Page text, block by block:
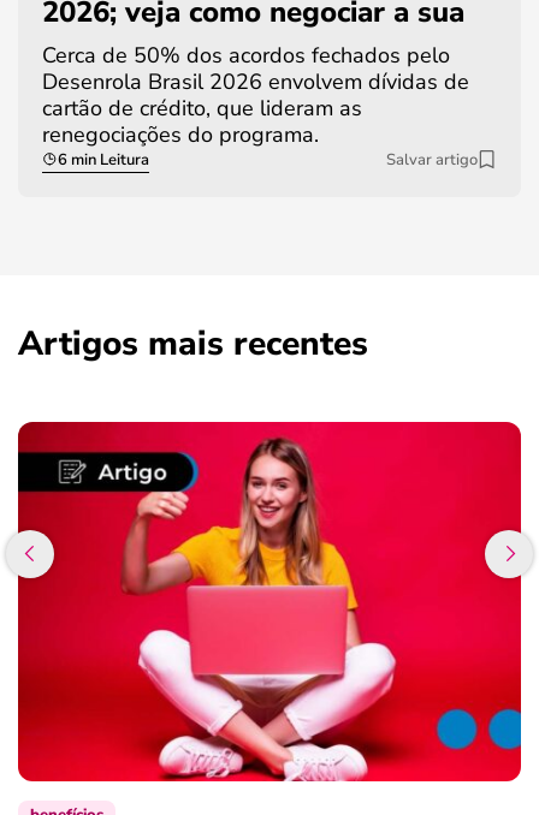
2026; veja como negociar a sua
Cerca de 50% dos acordos fechados pelo
Desenrola Brasil 2026 envolvem dívidas de
cartão de crédito, que lideram as
renegociações do programa.
6 min Leitura Salvar artigo
Artigos mais recentes